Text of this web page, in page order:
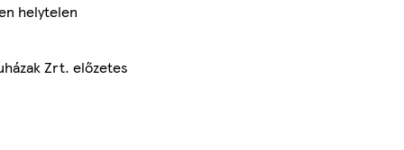
helytelen
Zrt. előzetes